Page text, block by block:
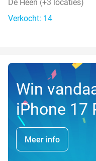
De Heen (+3 locaties)
Verkocht: 14
Win
iPhone 17
Meer info